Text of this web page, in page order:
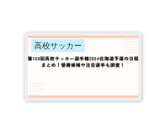
高校サッカー